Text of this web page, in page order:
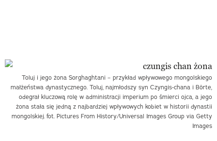
Toluj i jego żona Sorghaghtani – przykład wpływowego mongolskiego
małżeństwa dynastycznego. Toluj, najmłodszy syn Czyngis-chana i Börte,
odegrał kluczową rolę w administracji imperium po śmierci ojca, a jego
żona stała się jedną z najbardziej wpływowych kobiet w historii dynastii
mongolskiej. fot. Pictures From History/Universal Images Group via Getty
Images